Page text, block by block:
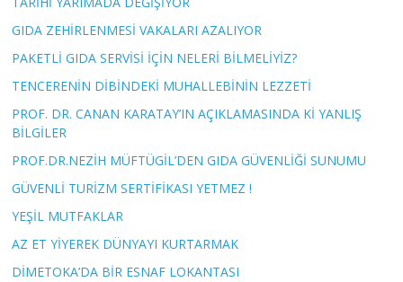
GIDA ZEHİRLENMESİ VAKALARI AZALIYOR
PAKETLİ GIDA SERVİSİ İÇİN NELERİ BİLMELİYİZ?
TENCERENİN DİBİNDEKİ MUHALLEBİNİN LEZZETİ
PROF. DR. CANAN KARATAY’IN AÇIKLAMASINDA Kİ YANLIŞ
BİLGİLER
PROF.DR.NEZİH MÜFTÜGİL’DEN GIDA GÜVENLİĞİ SUNUMU
GÜVENLİ TURİZM SERTİFİKASI YETMEZ !
YEŞİL MUTFAKLAR
AZ ET YİYEREK DÜNYAYI KURTARMAK
DİMETOKA’DA BİR ESNAF LOKANTASI